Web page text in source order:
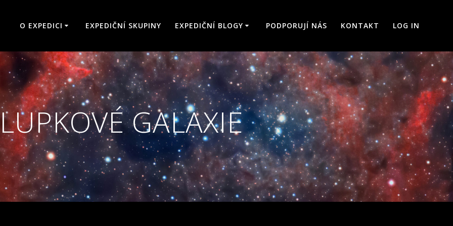
O EXPEDICI EXPEDIČNÍ SKUPINY EXPEDIČNÍ BLOGY PODPORUJÍ NÁS KONTAKT LOG IN
GALAXIE